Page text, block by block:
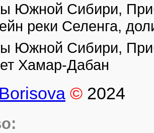
Южной Сибири,
реки Селенга,
Южной Сибири,
Хамар-Дабан
© 2024